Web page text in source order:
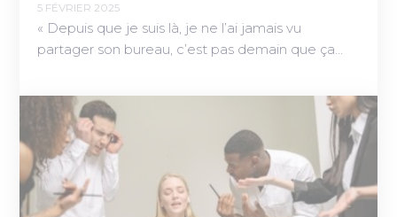
5 FÉVRIER 2025
« Depuis que je suis là, je ne l’ai jamais vu
partager son bureau, c’est pas demain que ça…